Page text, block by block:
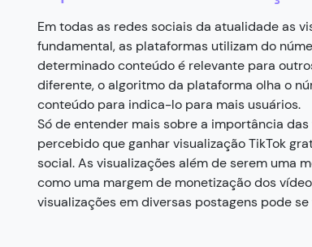
Em todas as redes sociais da atualidade as
fundamental, as plataformas utilizam do
determinado conteúdo é relevante para
diferente, o algoritmo da plataforma olha o
conteúdo para indica-lo para mais usuários.
Só de entender mais sobre a importância
percebido que ganhar visualização TikTok
social. As visualizações além de serem uma
como uma margem de monetização dos
visualizações em diversas postagens pode